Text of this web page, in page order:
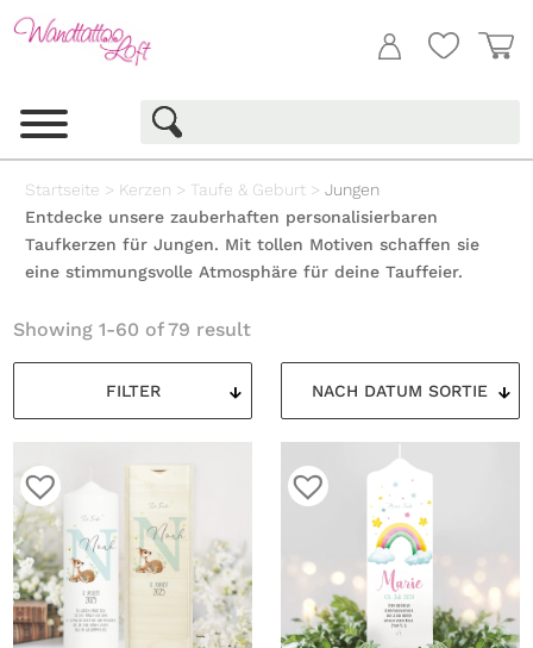
Startseite > Kerzen > Taufe & Geburt >Jungen
Entdecke unsere zauberhaften personalisierbaren
Taufkerzen für Jungen. Mit tollen Motiven schaffen sie
eine stimmungsvolle Atmosphäre für deine Tauffeier.
FILTER
Showing 1-60 of 79 result